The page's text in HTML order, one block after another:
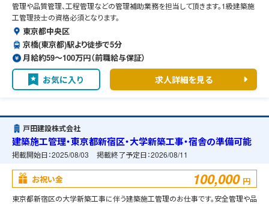
管理や品質管理、工程管理などの管理補助業務を担当して頂きます。1級建築施
工管理技士の資格必須となります。
東京都中央区
京橋(東京都)駅より徒歩で5分
月給約59〜100万円（前職給与保証）
お気に入り 求人詳細を見る
戸田建設株式会社
建築施工管理・東京都新宿区・大学新築工事・宿舎の準備可能
掲載開始日：2025/08/03 掲載終了予定日：2026/08/11
お祝い金 100,000 円
東京都新宿区の大学新築工事に伴う建築施工管理のお仕事です。安全管理や品